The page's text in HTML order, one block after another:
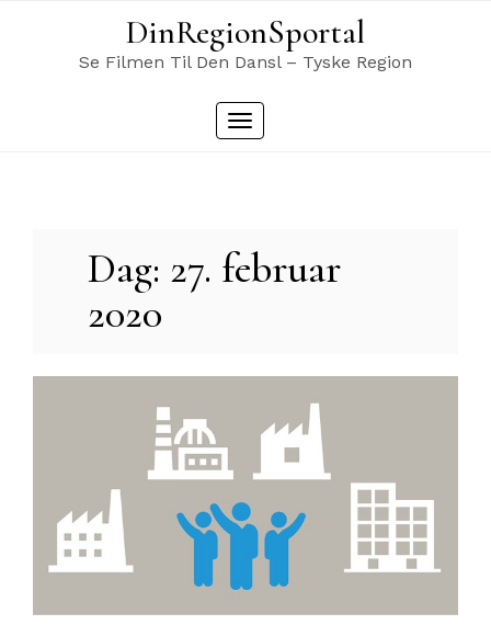
DinRegionSportal
Se Filmen Til Den Dansl – Tyske Region
Toggle
Dag: 27. februar
2020